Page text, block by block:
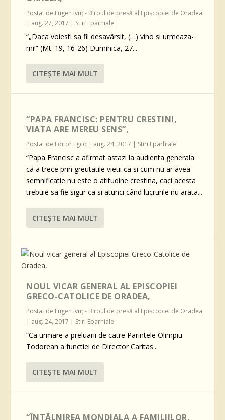
Postat de Eugen Ivuţ - Biroul de presă al Episcopiei de Oradea
| aug. 27, 2017 | Stiri Eparhiale
“„Daca voiesti sa fii desavârsit, (…) vino si urmeaza-
mi!” (Mt. 19, 16-26) Duminica, 27...
CITEŞTE MAI MULT
“PAPA FRANCISC: PENTRU CRESTINI,
VIATA ARE MEREU SENS”,
Postat de Editor Egco | aug. 24, 2017 | Stiri Eparhiale
“Papa Francisc a afirmat astazi la audienta generala
ca a trece prin greutatile vietii ca si cum nu ar avea
semnificatie nu este o atitudine crestina, caci acesta
trebuie sa fie sigur ca si atunci când lucrurile nu arata...
CITEŞTE MAI MULT
NOUL VICAR GENERAL AL EPISCOPIEI
GRECO-CATOLICE DE ORADEA,
Postat de Eugen Ivuţ - Biroul de presă al Episcopiei de Oradea
| aug. 24, 2017 | Stiri Eparhiale
“Ca urmare a preluarii de catre Parintele Olimpiu
Todorean a functiei de Director Caritas...
CITEŞTE MAI MULT
“ÎNTÂLNIREA MONDIALA A FAMILIILOR,